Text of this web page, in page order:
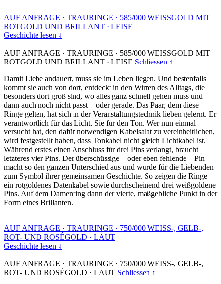
AUF ANFRAGE · TRAURINGE · 585/000 WEISSGOLD MIT
ROTGOLD UND BRILLANT · LEISE
Geschichte lesen ↓
AUF ANFRAGE · TRAURINGE · 585/000 WEISSGOLD MIT
ROTGOLD UND BRILLANT · LEISE Schliessen ↑
Damit Liebe andauert, muss sie im Leben liegen. Und bestenfalls
kommt sie auch von dort, entdeckt in den Wirren des Alltags, die
besonders dort groß sind, wo alles ganz schnell gehen muss und
dann auch noch nicht passt – oder gerade. Das Paar, dem diese
Ringe gelten, hat sich in der Veranstaltungstechnik lieben gelernt. Er
verantwortlich für das Licht, Sie für den Ton. Wer nun einmal
versucht hat, den dafür notwendigen Kabelsalat zu vereinheitlichen,
wird festgestellt haben, dass Tonkabel nicht gleich Lichtkabel ist.
Während erstes einen Anschluss für drei Pins verlangt, braucht
letzteres vier Pins. Der überschüssige – oder eben fehlende – Pin
macht so den ganzen Unterschied aus und wurde für die Liebenden
zum Symbol ihrer gemeinsamen Geschichte. So zeigen die Ringe
ein rotgoldenes Datenkabel sowie durchscheinend drei weißgoldene
Pins. Auf dem Damenring dann der vierte, maßgebliche Punkt in der
Form eines Brillanten.
AUF ANFRAGE · TRAURINGE · 750/000 WEISS-, GELB-,
ROT- UND ROSÉGOLD · LAUT
Geschichte lesen ↓
AUF ANFRAGE · TRAURINGE · 750/000 WEISS-, GELB-,
ROT- UND ROSÉGOLD · LAUT Schliessen ↑